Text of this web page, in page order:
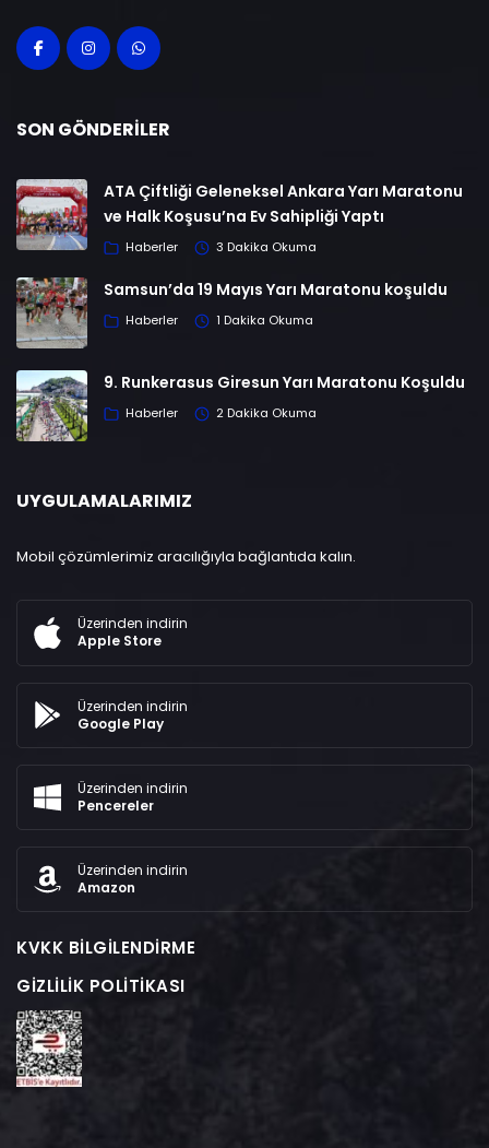
SON GÖNDERILER
ATA Çiftliği Geleneksel Ankara Yarı Maratonu
ve Halk Koşusu’na Ev Sahipliği Yaptı
Haberler 3 Dakika Okuma
Samsun’da 19 Mayıs Yarı Maratonu koşuldu
Haberler 1 Dakika Okuma
9. Runkerasus Giresun Yarı Maratonu Koşuldu
Haberler 2 Dakika Okuma
UYGULAMALARIMIZ
Mobil çözümlerimiz aracılığıyla bağlantıda kalın.
Üzerinden indirin
Apple Store
Üzerinden indirin
Google Play
Üzerinden indirin
Pencereler
Üzerinden indirin
Amazon
KVKK BILGILENDIRME
GIZLILIK POLITIKASI